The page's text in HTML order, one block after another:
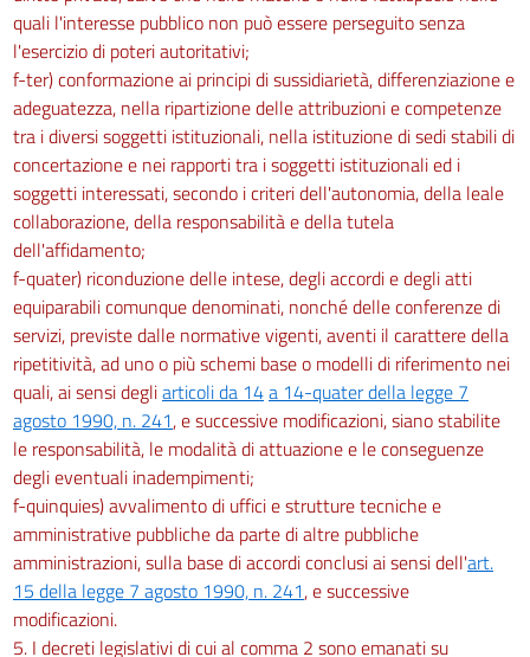
quali l'interesse pubblico non può essere perseguito senza
l'esercizio di poteri autoritativi;
f-ter) conformazione ai principi di sussidiarietà, differenziazione e
adeguatezza, nella ripartizione delle attribuzioni e competenze
tra i diversi soggetti istituzionali, nella istituzione di sedi stabili di
concertazione e nei rapporti tra i soggetti istituzionali ed i
soggetti interessati, secondo i criteri dell'autonomia, della leale
collaborazione, della responsabilità e della tutela
dell'affidamento;
f-quater) riconduzione delle intese, degli accordi e degli atti
equiparabili comunque denominati, nonché delle conferenze di
servizi, previste dalle normative vigenti, aventi il carattere della
ripetitività, ad uno o più schemi base o modelli di riferimento nei
quali, ai sensi degliarticoli da 14a 14-quater della legge 7
agosto 1990, n. 241, e successive modificazioni, siano stabilite
le responsabilità, le modalità di attuazione e le conseguenze
degli eventuali inadempimenti;
f-quinquies) avvalimento di uffici e strutture tecniche e
amministrative pubbliche da parte di altre pubbliche
amministrazioni, sulla base di accordi conclusi ai sensi dell'art.
15 della legge 7 agosto 1990, n. 241, e successive
modificazioni.
5. I decreti legislativi di cui al comma 2 sono emanati su